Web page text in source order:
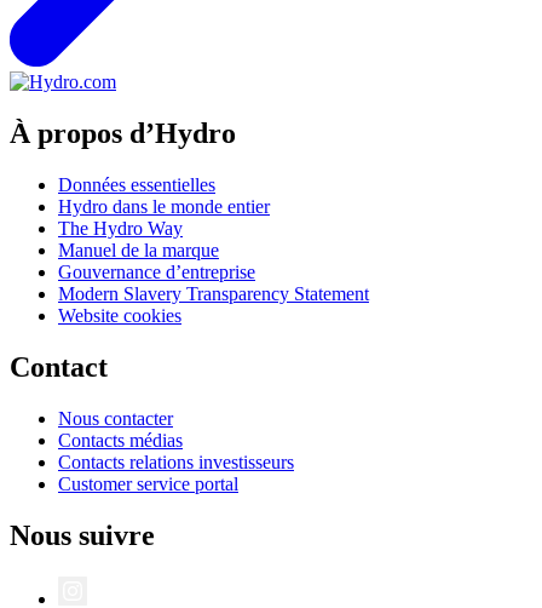
À propos d’Hydro
Données essentielles
Hydro dans le monde entier
The Hydro Way
Manuel de la marque
Gouvernance d’entreprise
Modern Slavery Transparency Statement
Website cookies
Contact
Nous contacter
Contacts médias
Contacts relations investisseurs
Customer service portal
Nous suivre